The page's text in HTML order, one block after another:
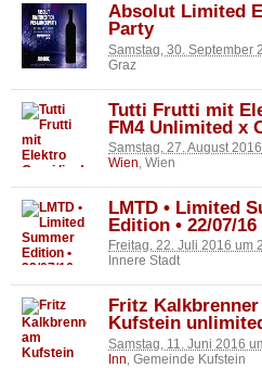
Absolut Limited
Party
Samstag, 30. September
Graz
Tutti Frutti mit
FM4 Unlimited x
Samstag, 27. August
Wien, Wien
LMTD • Limited
Edition • 22/07/16
Freitag, 22. Juli 2016 um
Innere Stadt
Fritz Kalkbrenner
Kufstein
Samstag, 11. Juni 2016
Inn, Gemeinde Kufstein